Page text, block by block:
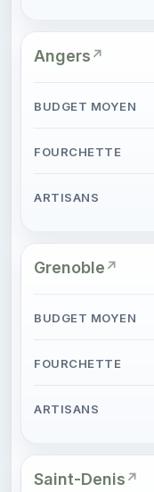
Angers
Grenoble
Saint-Denis